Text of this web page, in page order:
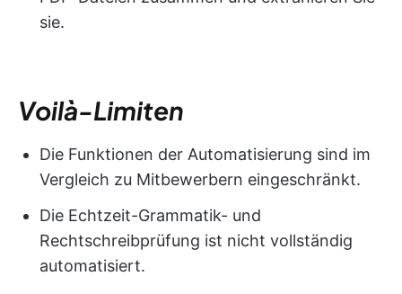
sie.
Voilà-Limiten
Die Funktionen der Automatisierung sind im
Vergleich zu Mitbewerbern eingeschränkt.
Die Echtzeit-Grammatik- und
Rechtschreibprüfung ist nicht vollständig
automatisiert.